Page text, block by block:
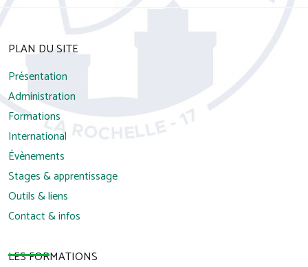
PLAN DU SITE
Présentation
Administration
Formations
International
Évènements
Stages & apprentissage
Outils & liens
Contact & infos
LES FORMATIONS